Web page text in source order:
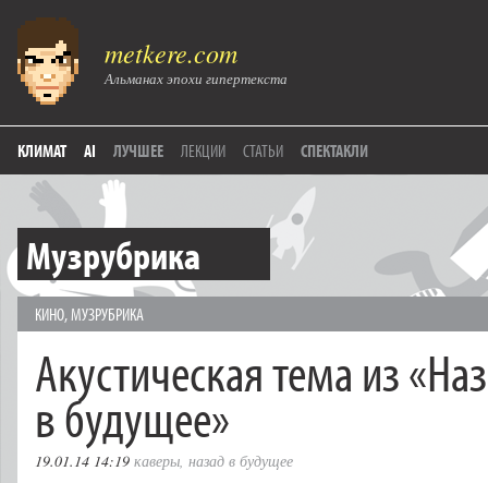
metkere.com
Альманах эпохи гипертекста
КЛИМАТ AI ЛУЧШЕЕ ЛЕКЦИИ СТАТЬИ СПЕКТАКЛИ
Музрубрика
КИНО,МУЗРУБРИКА
Акустическая тема из
в будущее»
19.01.14 14:19 каверы, назад в будущее